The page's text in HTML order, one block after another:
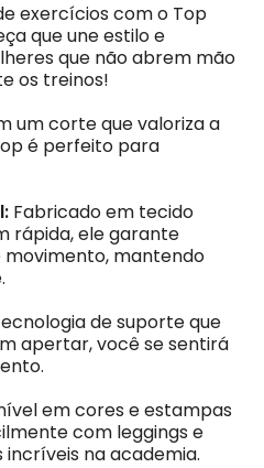
exercícios com o Top
que une estilo e
que não abrem mão
os treinos!
um corte que valoriza a
é perfeito para
Fabricado em tecido
rápida, ele garante
mantendo
de suporte que
apertar, você se sentirá
em cores e estampas
com leggings e
na academia.